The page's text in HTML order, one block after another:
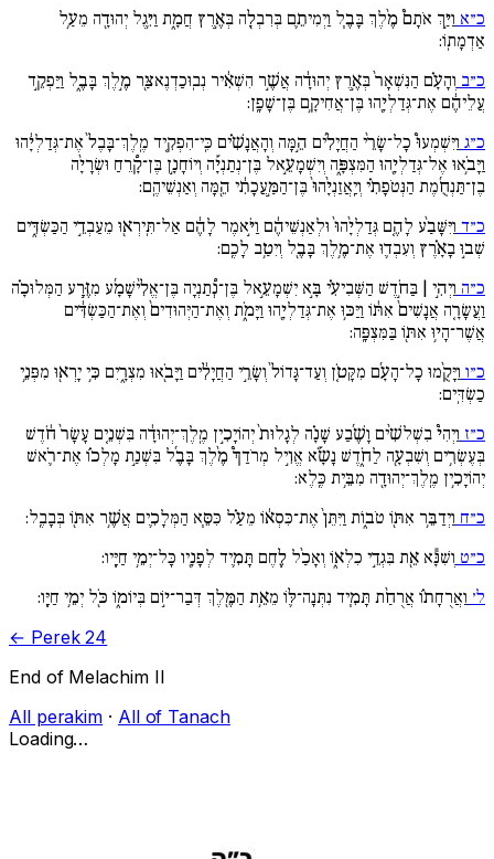
כ״א וַיַּ֣ךְ אֹתָם֩ מֶ֨לֶךְ בָּבֶ֧ל וַיְמִיתֵ֛ם בְּרִבְלָ֖ה בְּאֶ֣רֶץ חֲמָ֑ת וַיִּ֥גֶל יְהוּדָ֖ה מֵעַ֥ל
אַדְמָתֽוֹ:
כ״ב וְהָעָ֗ם הַנִּשְׁאָר֙ בְּאֶ֣רֶץ יְהוּדָ֔ה אֲשֶׁ֣ר הִשְׁאִ֔יר נְבֽוּכַדְנֶאצַּ֖ר מֶ֣לֶךְ בָּבֶ֑ל וַיַּפְקֵ֣ד
עֲלֵיהֶ֔ם אֶת־גְּדַלְיָ֖הוּ בֶּן־אֲחִיקָ֥ם בֶּן־שָׁפָֽן:
כ״ג וַיִּשְׁמְעוּ֩ כָל־שָׂרֵ֨י הַחֲיָלִ֜ים הֵ֣מָּה וְהָאֲנָשִׁ֗ים כִּֽי־הִפְקִ֚יד מֶֽלֶךְ־בָּבֶל֙ אֶת־גְּדַלְיָ֔הוּ
וַיָּבֹ֥אוּ אֶל־גְּדַלְיָ֖הוּ הַמִּצְפָּ֑ה וְיִשְׁמָעֵ֣אל בֶּן־נְתַנְיָ֡ה וְיוֹחָנָ֣ן בֶּן־קָ֠רֵחַ וּשְׂרָיָ֨ה
בֶן־תַּנְחֻ֜מֶת הַנְּטֹפָתִ֗י וְיַֽאֲזַנְיָ֙הוּ֙ בֶּן־הַמַּ֣עֲכָתִ֔י הֵ֖מָּה וְאַנְשֵׁיהֶֽם:
כ״ד וַיִּשָּׁבַ֨ע לָהֶ֚ם גְּדַלְיָ֙הוּ֙ וּלְאַנְשֵׁיהֶ֔ם וַיֹּ֣אמֶר לָהֶ֔ם אַל־תִּֽירְא֖וּ מֵעַבְדֵ֣י הַכַּשְׂדִּ֑ים
שְׁב֣וּ בָאָ֗רֶץ וְעִבְד֛וּ אֶת־מֶ֥לֶךְ בָּבֶ֖ל וְיִטַ֥ב לָכֶֽם:
כ״ה וַיְהִ֣י | בַּחֹ֣דֶשׁ הַשְּׁבִיעִ֗י בָּ֣א יִשְׁמָעֵ֣אל בֶּן־נְ֠תַנְיָה בֶּן־אֱלִ֨ישָׁמָ֜ע מִזֶּ֣רַע הַמְּלוּכָ֗ה
וַעֲשָׂרָ֚ה אֲנָשִׁים֙ אִתּ֔וֹ וַיַּכּ֥וּ אֶת־גְּדַלְיָ֖הוּ וַיָּמֹ֑ת וְאֶת־הַיְּהוּדִים֙ וְאֶת־הַכַּשְׂדִּ֔ים
אֲשֶׁר־הָי֥וּ אִתּ֖וֹ בַּמִּצְפָּֽה:
כ״ו וַיָּקֻ֨מוּ כָל־הָעָ֜ם מִקָּטֹ֚ן וְעַד־גָּדוֹל֙ וְשָׂרֵ֣י הַחֲיָלִ֔ים וַיָּבֹ֖אוּ מִצְרָ֑יִם כִּ֥י יָרְא֖וּ מִפְּנֵ֥י
כַשְׂדִּֽים:
כ״ז וַיְהִי֩ בִשְׁלשִׁ֨ים וָשֶׁ֜בַע שָׁנָ֗ה לְגָלוּת֙ יְהוֹיָכִ֣ין מֶֽלֶךְ־יְהוּדָ֔ה בִּשְׁנֵ֚ים עָשָׂר֙ חֹ֔דֶשׁ
בְּעֶשְׂרִ֥ים וְשִׁבְעָ֖ה לַחֹ֑דֶשׁ נָשָֹ֡א אֱוִ֣יל מְרֹדַךְ֩ מֶ֨לֶךְ בָּבֶ֜ל בִּשְׁנַ֣ת מָלְכ֗וֹ אֶת־רֹ֛אשׁ
יְהוֹיָכִ֥ין מֶֽלֶךְ־יְהוּדָ֖ה מִבֵּ֥ית כֶּֽלֶא:
כ״ח וַיְדַבֵּ֥ר אִתּ֖וֹ טֹב֑וֹת וַיִּתֵּן֙ אֶת־כִּסְא֔וֹ מֵעַ֗ל כִּסֵּ֧א הַמְּלָכִ֛ים אֲשֶׁ֥ר אִתּ֖וֹ בְּבָבֶֽל:
כ״ט וְשִׁנָּ֕א אֵ֖ת בִּגְדֵ֣י כִלְא֑וֹ וְאָכַ֨ל לֶ֧חֶם תָּמִ֛יד לְפָנָ֖יו כָּל־יְמֵ֥י חַיָּֽיו:
ל׳ וַאֲרֻחָת֗וֹ אֲרֻחַ֨ת תָּמִ֧יד נִתְּנָה־לּ֛וֹ מֵאֵ֥ת הַמֶּ֖לֶךְ דְּבַר־י֣וֹם בְּיוֹמ֑וֹ כֹּ֖ל יְמֵ֥י חַיָּֽו:
← Perek 24
End of Melachim II
All perakim · All of Tanach
Loading…